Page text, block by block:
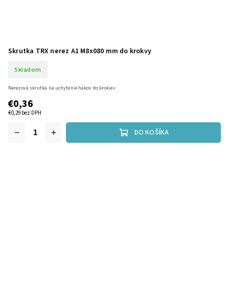
Skrutka TRX nerez A1 M8x080 mm do krokvy
Skladom
€0,29 bez DPH
€0,36
DO KOŠÍKA
Nerezová skrutka na uchytenie hákov do krokiev